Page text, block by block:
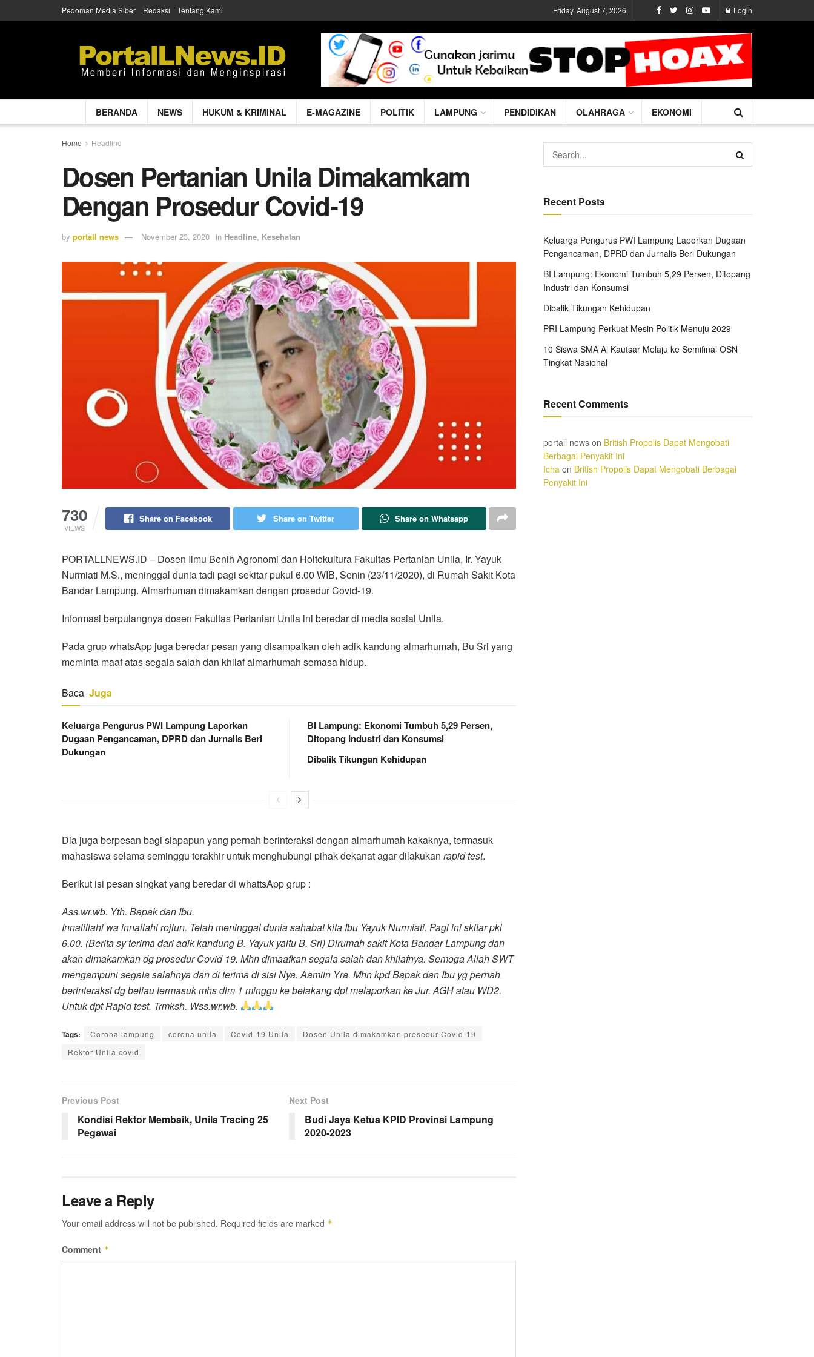
Pedoman Media Siber Redaksi Tentang Kami Friday, August 7, 2026 Login
BERANDA NEWS HUKUM & KRIMINAL E-MAGAZINE POLITIK LAMPUNG PENDIDIKAN OLAHRAGA EKONOMI
Home Headline
Dosen Pertanian Unila Dimakamkam
Dengan Prosedur Covid-19
by portall news November 23, 2020 in Headline, Kesehatan
730
VIEWS
Share on Facebook Share on Twitter Share on Whatsapp
PORTALLNEWS.ID – Dosen Ilmu Benih Agronomi dan Holtokultura Fakultas Pertanian Unila, Ir. Yayuk
Nurmiati M.S., meninggal dunia tadi pagi sekitar pukul 6.00 WIB, Senin (23/11/2020), di Rumah Sakit Kota
Bandar Lampung. Almarhuman dimakamkan dengan prosedur Covid-19.
Informasi berpulangnya dosen Fakultas Pertanian Unila ini beredar di media sosial Unila.
Pada grup whatsApp juga beredar pesan yang disampaikan oleh adik kandung almarhumah, Bu Sri yang
meminta maaf atas segala salah dan khilaf almarhumah semasa hidup.
Baca Juga
Keluarga Pengurus PWI Lampung Laporkan
Dugaan Pengancaman, DPRD dan Jurnalis Beri
Dukungan
BI Lampung: Ekonomi Tumbuh 5,29 Persen,
Ditopang Industri dan Konsumsi
Dibalik Tikungan Kehidupan
Dia juga berpesan bagi siapapun yang pernah berinteraksi dengan almarhumah kakaknya, termasuk
mahasiswa selama seminggu terakhir untuk menghubungi pihak dekanat agar dilakukan rapid test.
Berikut isi pesan singkat yang beredar di whattsApp grup :
Ass.wr.wb. Yth. Bapak dan Ibu.
Innalillahi wa innailahi rojiun. Telah meninggal dunia sahabat kita Ibu Yayuk Nurmiati. Pagi ini skitar pkl
6.00. (Berita sy terima dari adik kandung B. Yayuk yaitu B. Sri) Dirumah sakit Kota Bandar Lampung dan
akan dimakamkan dg prosedur Covid 19. Mhn dimaafkan segala salah dan khilafnya. Semoga Allah SWT
mengampuni segala salahnya dan di terima di sisi Nya. Aamiin Yra. Mhn kpd Bapak dan Ibu yg pernah
berinteraksi dg beliau termasuk mhs dlm 1 minggu ke belakang dpt melaporkan ke Jur. AGH atau WD2.
Untuk dpt Rapid test. Trmksh. Wss.wr.wb.
Tags: Corona lampung corona unila Covid-19 Unila
Dosen Unila dimakamkan prosedur Covid-19
Rektor Unila covid
Previous Post
Kondisi Rektor Membaik, Unila Tracing 25
Pegawai
Next Post
Budi Jaya Ketua KPID Provinsi Lampung
2020-2023
Leave a Reply
Your email address will not be published. Required fields are marked *
Comment *
Recent Posts
Keluarga Pengurus PWI Lampung Laporkan Dugaan
Pengancaman, DPRD dan Jurnalis Beri Dukungan
BI Lampung: Ekonomi Tumbuh 5,29 Persen, Ditopang
Industri dan Konsumsi
Dibalik Tikungan Kehidupan
PRI Lampung Perkuat Mesin Politik Menuju 2029
10 Siswa SMA Al Kautsar Melaju ke Semifinal OSN
Tingkat Nasional
Recent Comments
portall news on British Propolis Dapat Mengobati
Berbagai Penyakit Ini
Icha on British Propolis Dapat Mengobati Berbagai
Penyakit Ini